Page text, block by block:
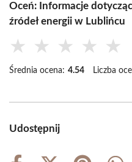
Oceń: Informacje
źródeł energii w Lublińcu
★ ★ ★ ★ ★
Średnia ocena: 4.54 Liczba
Udostępnij